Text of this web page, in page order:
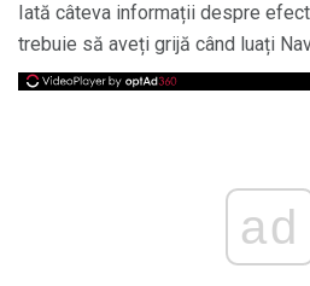
Iată câteva informații despre
trebuie să aveți grijă când luați
ad